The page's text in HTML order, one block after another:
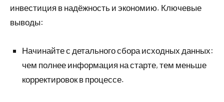
инвестиция в надёжность и экономию. Ключевые
выводы:
Начинайте с детального сбора исходных данных:
чем полнее информация на старте, тем меньше
корректировок в процессе.